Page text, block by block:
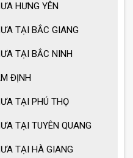
HƯNG YÊN
TẠI BẮC GIANG
TẠI BẮC NINH
ĐỊNH
TẠI PHÚ THỌ
TẠI TUYÊN QUANG
TẠI HÀ GIANG